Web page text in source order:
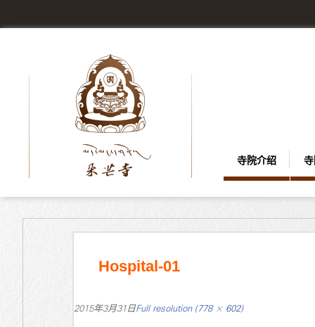
寺院介绍
Hospital-01
2015年3月31日Full resolution (778 × 602)